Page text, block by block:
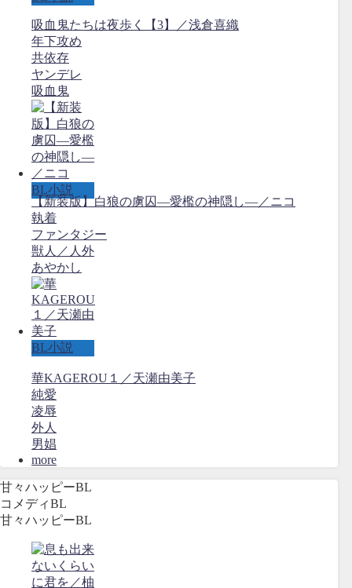
吸血鬼たちは夜歩く【3】／浅倉喜織
年下攻め
共依存
ヤンデレ
吸血鬼
BL小説
【新装版】‪白狼の虜囚―愛檻の神隠し―‬／ニコ
執着
ファンタジー
獣人／人外
あやかし
BL小説
華KAGEROU１／天瀬由美子
純愛
凌辱
外人
男娼
more
甘々ハッピーBL
コメディBL
甘々ハッピーBL